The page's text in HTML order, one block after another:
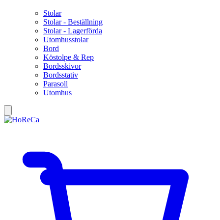
Stolar
Stolar - Beställning
Stolar - Lagerförda
Utomhusstolar
Bord
Köstolpe & Rep
Bordsskivor
Bordsstativ
Parasoll
Utomhus